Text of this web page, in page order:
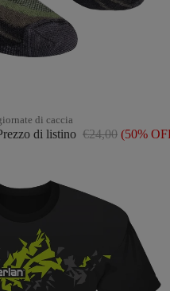
di caccia
di listino €24,00 (50%